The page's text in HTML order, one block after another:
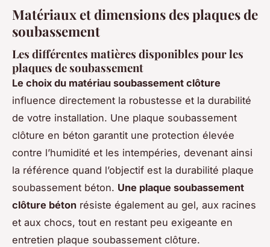
Matériaux et dimensions des plaques de
soubassement
Les différentes matières disponibles pour les
plaques de soubassement
Le choix du matériau soubassement clôture
influence directement la robustesse et la durabilité
de votre installation. Une plaque soubassement
clôture en béton garantit une protection élevée
contre l’humidité et les intempéries, devenant ainsi
la référence quand l’objectif est la durabilité plaque
soubassement béton. Une plaque soubassement
clôture béton résiste également au gel, aux racines
et aux chocs, tout en restant peu exigeante en
entretien plaque soubassement clôture.